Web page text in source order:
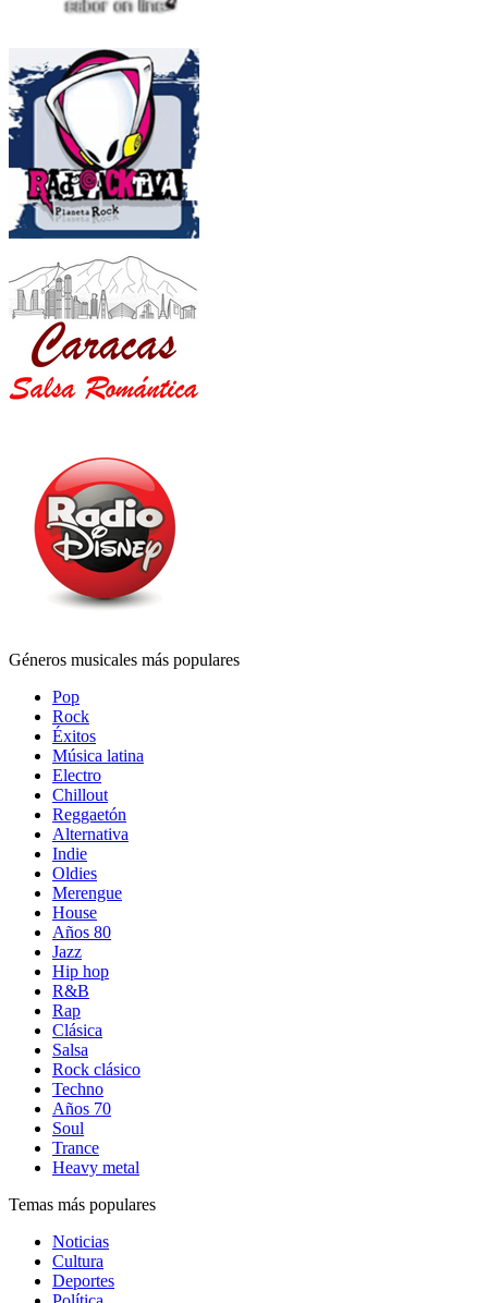
Géneros musicales más populares
Pop
Rock
Éxitos
Música latina
Electro
Chillout
Reggaetón
Alternativa
Indie
Oldies
Merengue
House
Años 80
Jazz
Hip hop
R&B
Rap
Clásica
Salsa
Rock clásico
Techno
Años 70
Soul
Trance
Heavy metal
Temas más populares
Noticias
Cultura
Deportes